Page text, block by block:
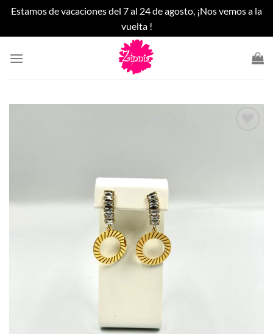
Estamos de vacaciones del 7 al 24 de agosto, ¡Nos vemos a la
vuelta !